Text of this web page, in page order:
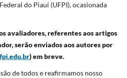
do Piauí (UFPI), ocasionada
avaliadores, referentes aos artigos
serão enviados aos autores por
) em breve.
de todos e reafirmamos nosso